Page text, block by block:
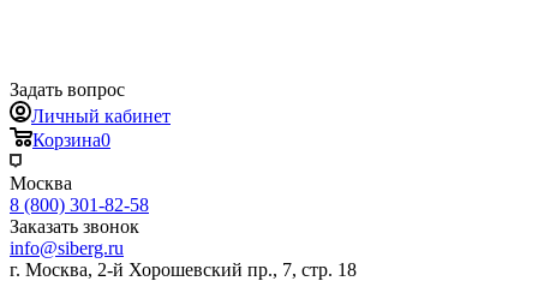
Задать вопрос
Личный кабинет
Корзина0
Москва
8 (800) 301-82-58
Заказать звонок
info@siberg.ru
г. Москва, 2-й Хорошевский пр., 7, стр. 18